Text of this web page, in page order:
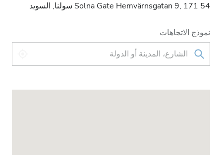
Solna Gate Hemvärnsgatan 9, 171 54 سولنا, السويد
نموذج الاتجاهات